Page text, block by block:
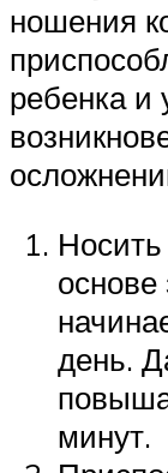
ношения
ребенка и
Носить
день.
минут.